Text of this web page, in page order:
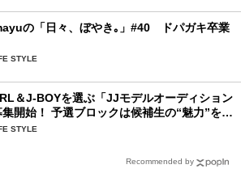
の「日々、ぼやき｡」#40 ドパガキ卒業
STYLE
＆J-BOYを選ぶ「JJモデルオーディション
開始！ 予選ブロックは候補生の“魅力”を重
ステム」に変わります
STYLE
Recommended by